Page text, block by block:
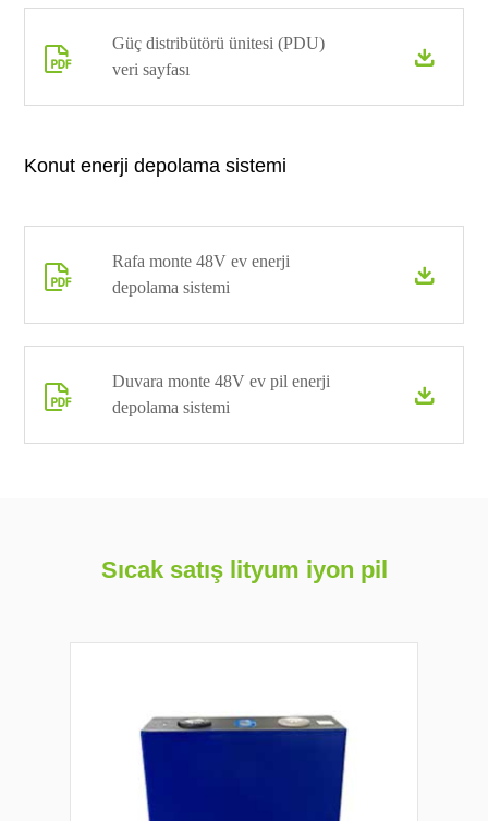

Güç distribütörü ünitesi (PDU)
veri sayfası

Konut enerji depolama sistemi

Rafa monte 48V ev enerji
depolama sistemi


Duvara monte 48V ev pil enerji
depolama sistemi

Sıcak satış lityum iyon pil